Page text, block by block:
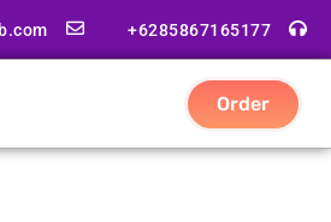
+6285867165177
Order